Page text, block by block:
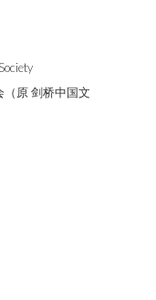
原 剑桥中国文